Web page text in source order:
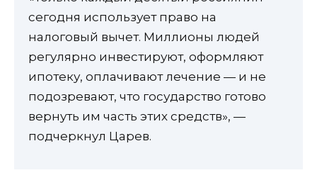
сегодня использует право на
налоговый вычет. Миллионы людей
регулярно инвестируют, оформляют
ипотеку, оплачивают лечение — и не
подозревают, что государство готово
вернуть им часть этих средств», —
подчеркнул Царев.